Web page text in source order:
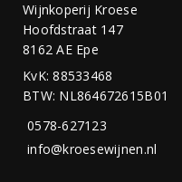
Wijnkoperij Kroese
Hoofdstraat 147
8162 AE Epe
KvK: 88533468
BTW: NL864672615B01
0578-627123
info@kroesewijnen.nl